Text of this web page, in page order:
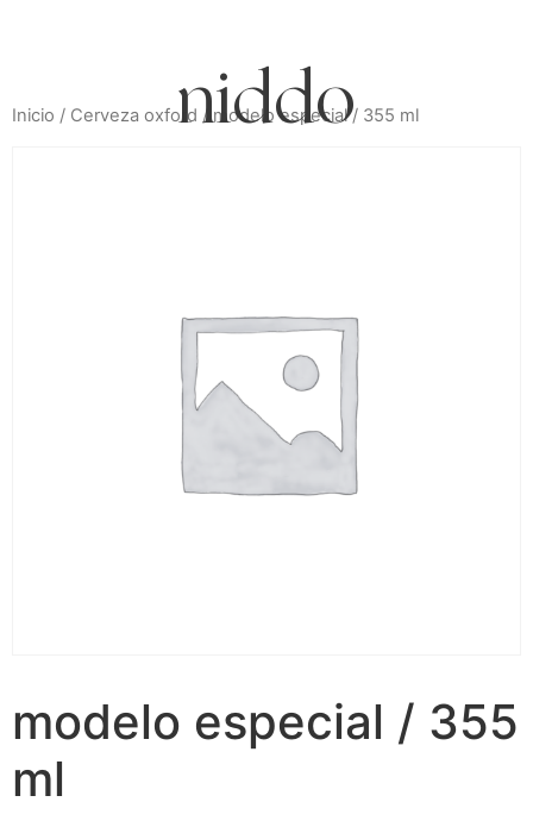
cdmx
Inicio / Cerveza oxford / modelo especial / 355 ml
modelo especial / 355
ml